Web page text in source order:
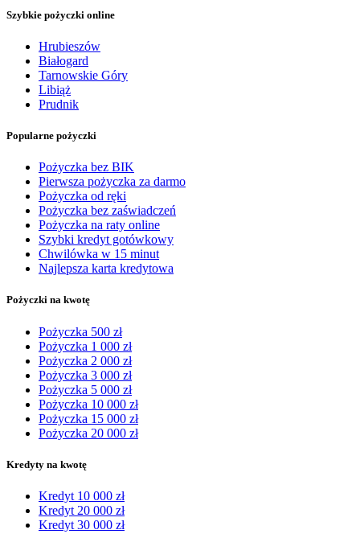
Szybkie pożyczki online
Hrubieszów
Białogard
Tarnowskie Góry
Libiąż
Prudnik
Popularne pożyczki
Pożyczka bez BIK
Pierwsza pożyczka za darmo
Pożyczka od ręki
Pożyczka bez zaświadczeń
Pożyczka na raty online
Szybki kredyt gotówkowy
Chwilówka w 15 minut
Najlepsza karta kredytowa
Pożyczki na kwotę
Pożyczka 500 zł
Pożyczka 1 000 zł
Pożyczka 2 000 zł
Pożyczka 3 000 zł
Pożyczka 5 000 zł
Pożyczka 10 000 zł
Pożyczka 15 000 zł
Pożyczka 20 000 zł
Kredyty na kwotę
Kredyt 10 000 zł
Kredyt 20 000 zł
Kredyt 30 000 zł